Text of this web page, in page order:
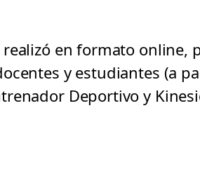
realizó en formato online,
y estudiantes (a
Deportivo y